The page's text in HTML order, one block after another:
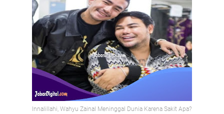
Innalillahi, Wahyu Zainal Meninggal Dunia Karena Sakit Apa?